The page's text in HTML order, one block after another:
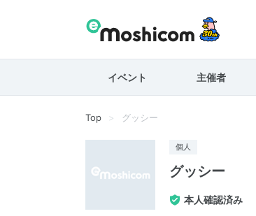
イベント 主催者
Top グッシー
個人
グッシー
本人確認済み